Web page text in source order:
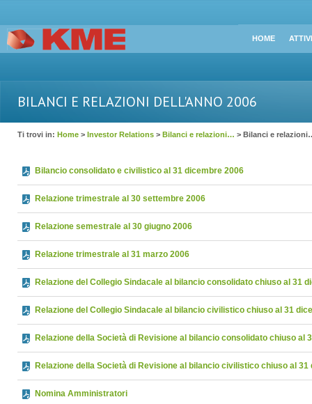
HOME
BILANCI E RELAZIONI DELL'ANNO 2006
Ti trovi in: Home > Investor Relations > Bilanci e relazioni… > Bilanci e
Bilancio consolidato e civilistico al 31 dicembre 2006
Relazione trimestrale al 30 settembre 2006
Relazione semestrale al 30 giugno 2006
Relazione trimestrale al 31 marzo 2006
Relazione del Collegio Sindacale al bilancio consolidato chiuso al 31
Relazione del Collegio Sindacale al bilancio civilistico chiuso al 31
Relazione della Società di Revisione al bilancio consolidato chiuso al
Relazione della Società di Revisione al bilancio civilistico chiuso al 31
Nomina Amministratori